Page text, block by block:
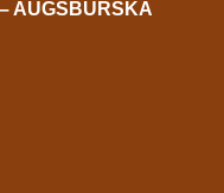
AUGSBURSKA